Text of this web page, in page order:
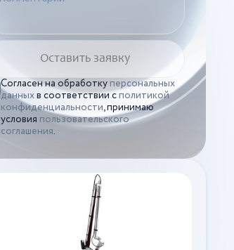
Согласен на обработкуперсональных
данныхв соответствии сполитикой
конфиденциальности, принимаю
условия пользовательского
соглашения.